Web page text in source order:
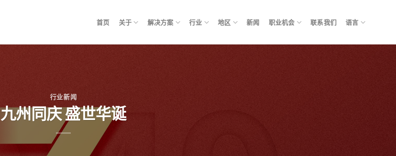
首页 关于 解决方案 行业 地区 新闻 职业机会 联系我们 语言
行业新闻
九州同庆 盛世华诞